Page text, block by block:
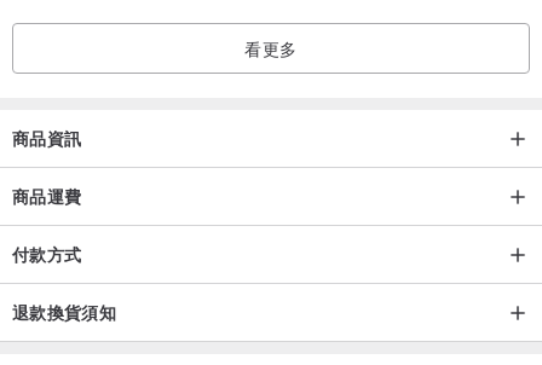
>>> 使用小Tips:除了紙上呈現的印刷感，各種圖樣也能平整拼貼，非
■ 特點二:透色下的堆疊法!
汲取水彩顏料的堆疊趣味，利用特點一在介質上無接痕的優點，可自
由將不同圖樣相疊，做出類似"疊色"的效果～
>>> 使用小Tips:由於是透色，貼在不同的紙質上，也會因紙的紋理底
色呈現不同的效果～
看更多
商品資訊
商品運費
付款方式
退款換貨須知